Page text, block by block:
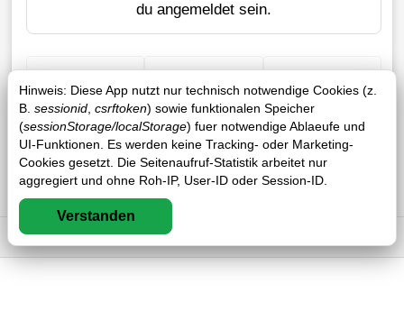
Hinweis: Diese App nutzt nur technisch notwendige Cookies (z.
B. sessionid csrftoken) sowie funktionalen Speicher
(sessionStorage/localStorage) fuer notwendige Ablaeufe und
UI-Funktionen. Es werden keine Tracking- oder Marketing-
Cookies gesetzt. Die Seitenaufruf-Statistik arbeitet nur
aggregiert und ohne Roh-IP, User-ID oder Session-ID.
Verstanden
du angemeldet sein.
+ Einkauf Verlustrechner Sticker erstellen
Impressum